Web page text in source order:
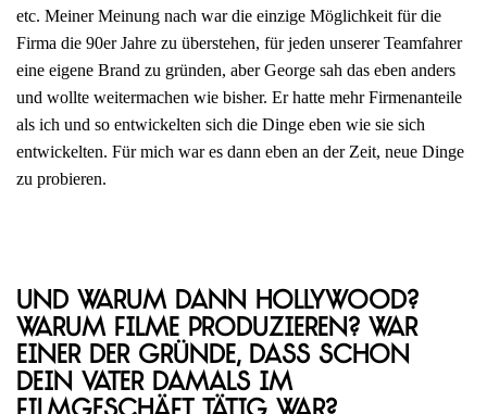
etc. Meiner Meinung nach war die einzige Möglichkeit für die
Firma die 90er Jahre zu überstehen, für jeden unserer Teamfahrer
eine eigene Brand zu gründen, aber George sah das eben anders
und wollte weitermachen wie bisher. Er hatte mehr Firmenanteile
als ich und so entwickelten sich die Dinge eben wie sie sich
entwickelten. Für mich war es dann eben an der Zeit, neue Dinge
zu probieren.
Und warum dann Hollywood?
Warum Filme produzieren? War
einer der Gründe, dass schon
dein Vater damals im